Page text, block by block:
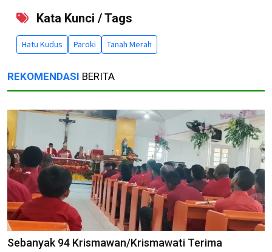
Kata Kunci / Tags
Hatu Kudus Paroki Tanah Merah
REKOMENDASI BERITA
Sebanyak 94 Krismawan/Krismawati Terima